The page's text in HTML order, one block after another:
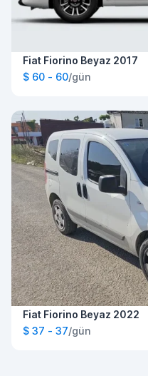
Fiat Fiorino Beyaz 2017
$ 60 - 60/gün
Fiat Fiorino Beyaz 2022
$ 37 - 37/gün